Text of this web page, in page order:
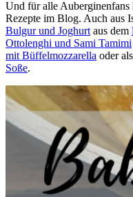
Und für alle
Rezepte im Blog. Auch aus
Bulgur und Joghurt aus dem
Ottolenghi und Sami Tamimi
mit Büffelmozzarella oder als
Soße.